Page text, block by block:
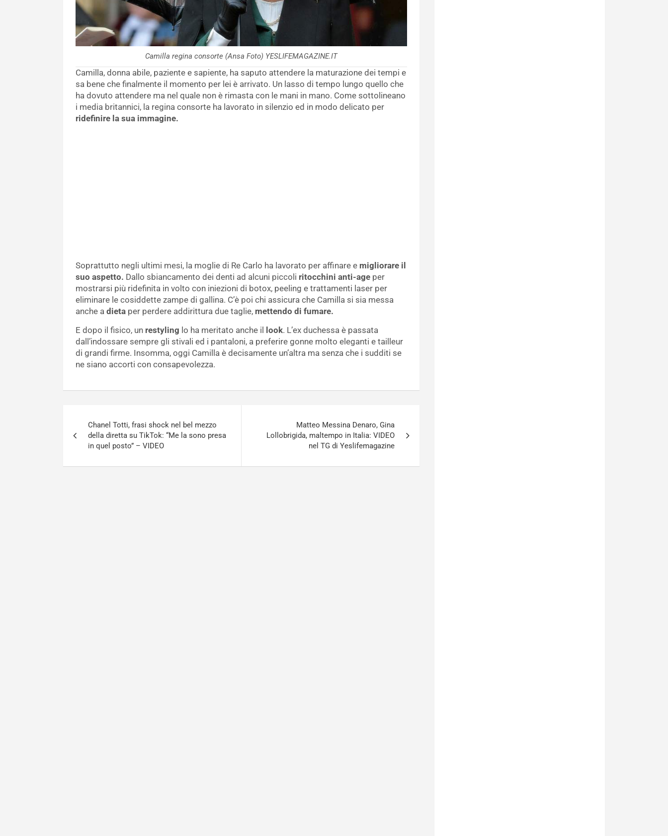
Camilla regina consorte (Ansa Foto) YESLIFEMAGAZINE.IT
Camilla, donna abile, paziente e sapiente, ha saputo attendere la maturazione dei tempi e
sa bene che finalmente il momento per lei è arrivato. Un lasso di tempo lungo quello che
ha dovuto attendere ma nel quale non è rimasta con le mani in mano. Come sottolineano
i media britannici, la regina consorte ha lavorato in silenzio ed in modo delicato per
ridefinire la sua immagine.
Soprattutto negli ultimi mesi, la moglie di Re Carlo ha lavorato per affinare e migliorare il
suo aspetto. Dallo sbiancamento dei denti ad alcuni piccoli ritocchini anti-age per
mostrarsi più ridefinita in volto con iniezioni di botox, peeling e trattamenti laser per
eliminare le cosiddette zampe di gallina. C’è poi chi assicura che Camilla si sia messa
anche a dieta per perdere addirittura due taglie, mettendo di fumare.
E dopo il fisico, un restyling lo ha meritato anche il look. L’ex duchessa è passata
dall’indossare sempre gli stivali ed i pantaloni, a preferire gonne molto eleganti e tailleur
di grandi firme. Insomma, oggi Camilla è decisamente un’altra ma senza che i sudditi se
ne siano accorti con consapevolezza.
articoli
Chanel Totti, frasi shock nel bel mezzo
della diretta su TikTok: “Me la sono presa
in quel posto” – VIDEO
Matteo Messina Denaro, Gina
Lollobrigida, maltempo in Italia: VIDEO
nel TG di Yeslifemagazine